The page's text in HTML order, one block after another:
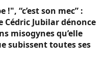
!", “c’est son mec” :
Cédric Jubilar dénonce
misogynes qu’elle
subissent toutes ses